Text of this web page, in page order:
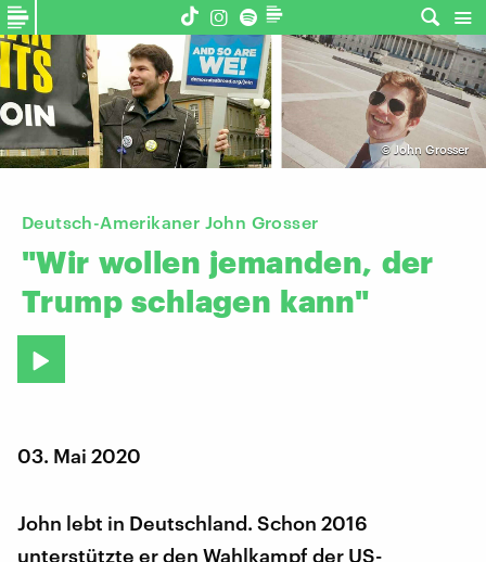
© John Grosser
Deutsch-Amerikaner John Grosser
"Wir wollen jemanden, der
Trump schlagen kann"
03. Mai 2020
John lebt in Deutschland. Schon 2016
unterstützte er den Wahlkampf der US-